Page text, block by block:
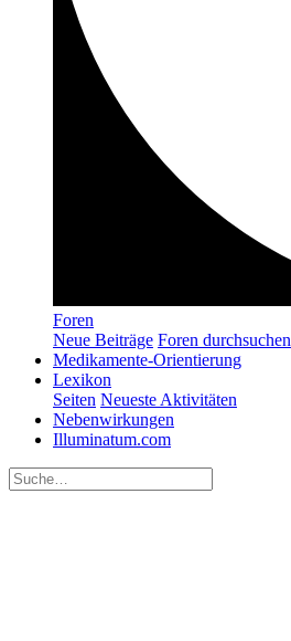
Foren
Neue Beiträge Foren durchsuchen
Medikamente-Orientierung
Lexikon
Seiten Neueste Aktivitäten
Nebenwirkungen
Illuminatum.com